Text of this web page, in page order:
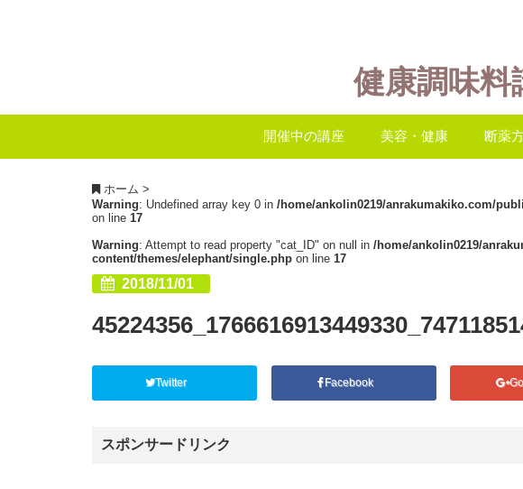
健康調味
開催中の講座 美容・健康 断薬
ホーム >
Warning: Undefined array key 0 in /home/ankolin0219/anrakumakiko.com/
on line 17
Warning: Attempt to read property "cat_ID" on null in /home/ankolin0219/
content/themes/elephant/single.php on line 17
2018/11/01
Twitter Facebook
スポンサードリンク